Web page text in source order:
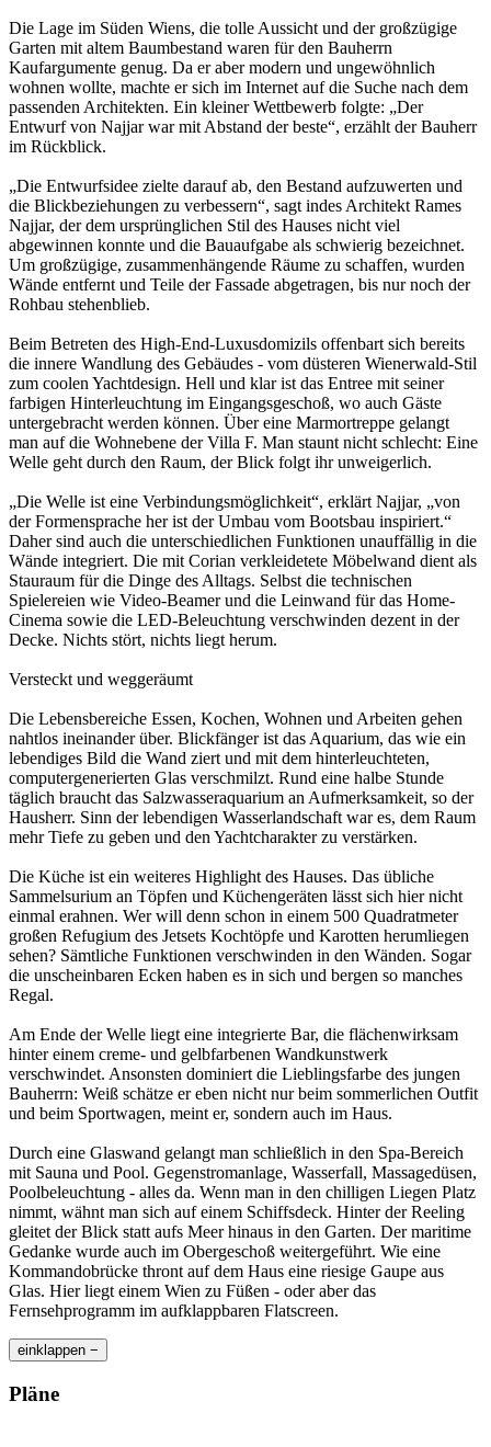
Die Lage im Süden Wiens, die tolle Aussicht und der großzügige
Garten mit altem Baumbestand waren für den Bauherrn
Kaufargumente genug. Da er aber modern und ungewöhnlich
wohnen wollte, machte er sich im Internet auf die Suche nach dem
passenden Architekten. Ein kleiner Wettbewerb folgte: „Der
Entwurf von Najjar war mit Abstand der beste“, erzählt der Bauherr
im Rückblick.
„Die Entwurfsidee zielte darauf ab, den Bestand aufzuwerten und
die Blickbeziehungen zu verbessern“, sagt indes Architekt Rames
Najjar, der dem ursprünglichen Stil des Hauses nicht viel
abgewinnen konnte und die Bauaufgabe als schwierig bezeichnet.
Um großzügige, zusammenhängende Räume zu schaffen, wurden
Wände entfernt und Teile der Fassade abgetragen, bis nur noch der
Rohbau stehenblieb.
Beim Betreten des High-End-Luxusdomizils offenbart sich bereits
die innere Wandlung des Gebäudes - vom düsteren Wienerwald-Stil
zum coolen Yachtdesign. Hell und klar ist das Entree mit seiner
farbigen Hinterleuchtung im Eingangsgeschoß, wo auch Gäste
untergebracht werden können. Über eine Marmortreppe gelangt
man auf die Wohnebene der Villa F. Man staunt nicht schlecht: Eine
Welle geht durch den Raum, der Blick folgt ihr unweigerlich.
„Die Welle ist eine Verbindungsmöglichkeit“, erklärt Najjar, „von
der Formensprache her ist der Umbau vom Bootsbau inspiriert.“
Daher sind auch die unterschiedlichen Funktionen unauffällig in die
Wände integriert. Die mit Corian verkleidetete Möbelwand dient als
Stauraum für die Dinge des Alltags. Selbst die technischen
Spielereien wie Video-Beamer und die Leinwand für das Home-
Cinema sowie die LED-Beleuchtung verschwinden dezent in der
Decke. Nichts stört, nichts liegt herum.
Versteckt und weggeräumt
Die Lebensbereiche Essen, Kochen, Wohnen und Arbeiten gehen
nahtlos ineinander über. Blickfänger ist das Aquarium, das wie ein
lebendiges Bild die Wand ziert und mit dem hinterleuchteten,
computergenerierten Glas verschmilzt. Rund eine halbe Stunde
täglich braucht das Salzwasseraquarium an Aufmerksamkeit, so der
Hausherr. Sinn der lebendigen Wasserlandschaft war es, dem Raum
mehr Tiefe zu geben und den Yachtcharakter zu verstärken.
Die Küche ist ein weiteres Highlight des Hauses. Das übliche
Sammelsurium an Töpfen und Küchengeräten lässt sich hier nicht
einmal erahnen. Wer will denn schon in einem 500 Quadratmeter
großen Refugium des Jetsets Kochtöpfe und Karotten herumliegen
sehen? Sämtliche Funktionen verschwinden in den Wänden. Sogar
die unscheinbaren Ecken haben es in sich und bergen so manches
Regal.
Am Ende der Welle liegt eine integrierte Bar, die flächenwirksam
hinter einem creme- und gelbfarbenen Wandkunstwerk
verschwindet. Ansonsten dominiert die Lieblingsfarbe des jungen
Bauherrn: Weiß schätze er eben nicht nur beim sommerlichen Outfit
und beim Sportwagen, meint er, sondern auch im Haus.
Durch eine Glaswand gelangt man schließlich in den Spa-Bereich
mit Sauna und Pool. Gegenstromanlage, Wasserfall, Massagedüsen,
Poolbeleuchtung - alles da. Wenn man in den chilligen Liegen Platz
nimmt, wähnt man sich auf einem Schiffsdeck. Hinter der Reeling
gleitet der Blick statt aufs Meer hinaus in den Garten. Der maritime
Gedanke wurde auch im Obergeschoß weitergeführt. Wie eine
Kommandobrücke thront auf dem Haus eine riesige Gaupe aus
Glas. Hier liegt einem Wien zu Füßen - oder aber das
Fernsehprogramm im aufklappbaren Flatscreen.
einklappen −
Pläne